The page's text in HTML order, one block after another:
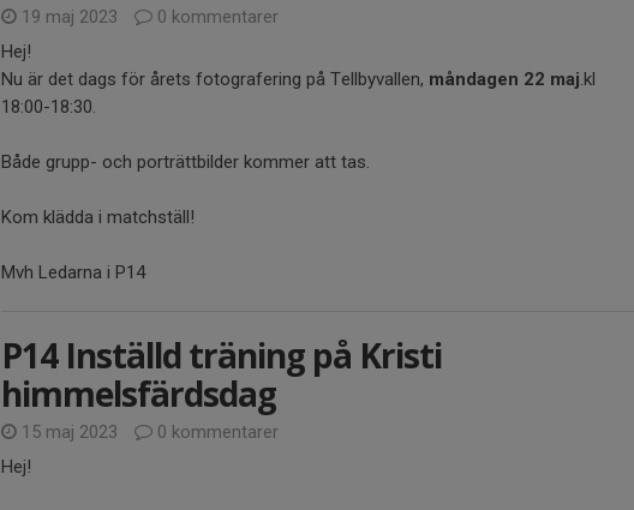
19 maj 2023
0 kommentarer
Hej!
Nu är det dags för årets fotografering på Tellbyvallen, måndagen 22 maj.kl
18:00-18:30.
Både grupp- och porträttbilder kommer att tas.
Kom klädda i matchställ!
Mvh Ledarna i P14
P14 Inställd träning på Kristi
himmelsfärdsdag
15 maj 2023
0 kommentarer
Hej!